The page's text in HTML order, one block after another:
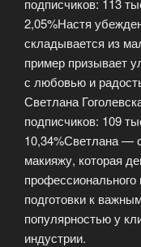
подписчиков: 113
2,05%Настя
складывается из
пример призывает
с любовью и
Светлана
подписчиков: 109
10,34%Светлана —
макияжу, которая
профессионального
подготовки к
популярностью у
индустрии.